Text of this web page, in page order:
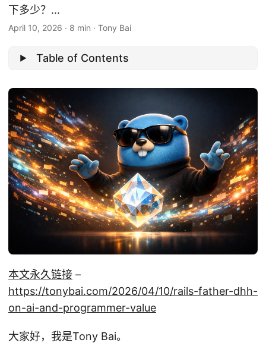
下多少？...
April 10, 2026 · 8 min · Tony Bai
Table of Contents
本文永久链接 –
https://tonybai.com/2026/04/10/rails-father-dhh-
on-ai-and-programmer-value
大家好，我是Tony Bai。